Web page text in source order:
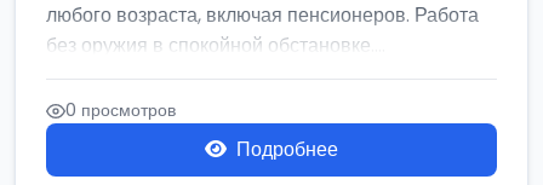
любого возраста, включая пенсионеров. Работа
без оружия в спокойной обстановке....
0 просмотров
Подробнее